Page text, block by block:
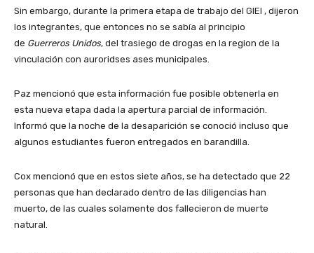
Sin embargo, durante la primera etapa de trabajo del GIEI , dijeron
los integrantes, que entonces no se sabía al principio
de Guerreros Unidos, del trasiego de drogas en la region de la
vinculación con auroridses ases municipales.
Paz mencionó que esta información fue posible obtenerla en
esta nueva etapa dada la apertura parcial de información.
Informó que la noche de la desaparición se conoció incluso que
algunos estudiantes fueron entregados en barandilla.
Cox mencionó que en estos siete años, se ha detectado que 22
personas que han declarado dentro de las diligencias han
muerto, de las cuales solamente dos fallecieron de muerte
natural.